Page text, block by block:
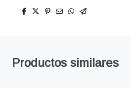
Productos similares